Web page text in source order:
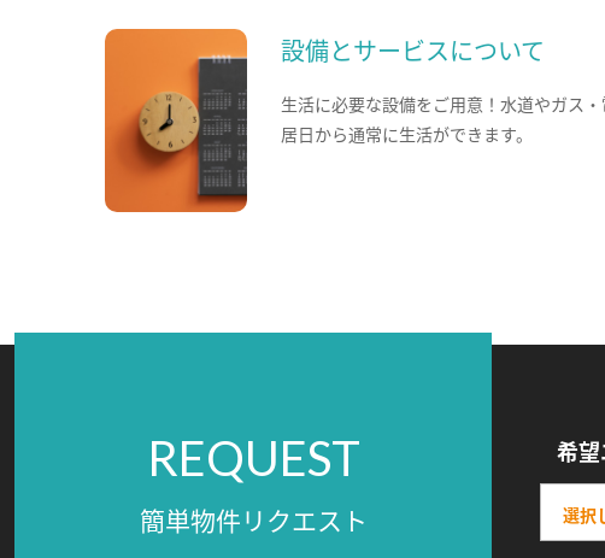
設備とサービスについて
生活に必要な設備をご用意！水道やガス
居日から通常に生活ができます。
REQUEST
簡単物件リクエスト
希